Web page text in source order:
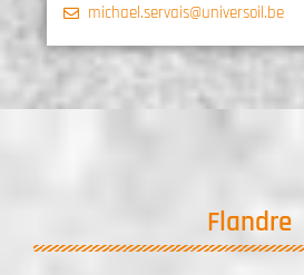
michael.servais@universoil.be
Flandre